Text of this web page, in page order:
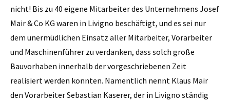
nicht! Bis zu 40 eigene Mitarbeiter des Unternehmens Josef
Mair & Co KG waren in Livigno beschäftigt, und es sei nur
dem unermüdlichen Einsatz aller Mitarbeiter, Vorarbeiter
und Maschinenführer zu verdanken, dass solch große
Bauvorhaben innerhalb der vorgeschriebenen Zeit
realisiert werden konnten. Namentlich nennt Klaus Mair
den Vorarbeiter Sebastian Kaserer, der in Livigno ständig